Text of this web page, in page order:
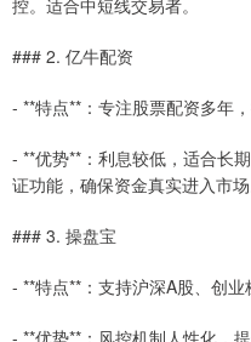
### 2. 亿牛配资
- **特点**：专注股票配资多年
- **优势**：利息较低，适合长
证功能，确保资金真实进入市场
### 3. 操盘宝
- **特点**：支持沪深A股、创业
- **优势**：风控机制人性化，